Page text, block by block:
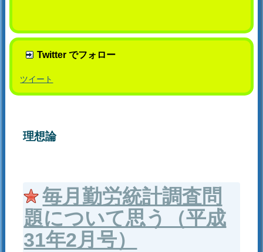
Twitter でフォロー
ツイート
理想論
毎月勤労統計調査問
題について思う（平成
31年2月号）